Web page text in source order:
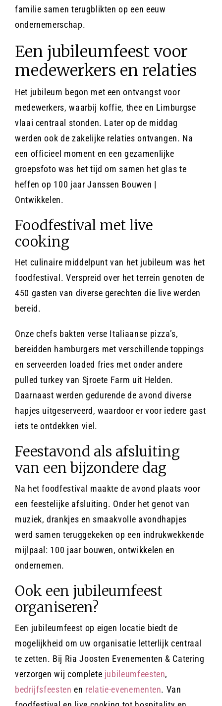
familie samen terugblikten op een eeuw
ondernemerschap.
Een jubileumfeest voor
medewerkers en relaties
Het jubileum begon met een ontvangst voor
medewerkers, waarbij koffie, thee en Limburgse
vlaai centraal stonden. Later op de middag
werden ook de zakelijke relaties ontvangen. Na
een officieel moment en een gezamenlijke
groepsfoto was het tijd om samen het glas te
heffen op 100 jaar Janssen Bouwen |
Ontwikkelen.
Foodfestival met live
cooking
Het culinaire middelpunt van het jubileum was het
foodfestival. Verspreid over het terrein genoten de
450 gasten van diverse gerechten die live werden
bereid.
Onze chefs bakten verse Italiaanse pizza’s,
bereidden hamburgers met verschillende toppings
en serveerden loaded fries met onder andere
pulled turkey van Sjroete Farm uit Helden.
Daarnaast werden gedurende de avond diverse
hapjes uitgeserveerd, waardoor er voor iedere gast
iets te ontdekken viel.
Feestavond als afsluiting
van een bijzondere dag
Na het foodfestival maakte de avond plaats voor
een feestelijke afsluiting. Onder het genot van
muziek, drankjes en smaakvolle avondhapjes
werd samen teruggekeken op een indrukwekkende
mijlpaal: 100 jaar bouwen, ontwikkelen en
ondernemen.
Ook een jubileumfeest
organiseren?
Een jubileumfeest op eigen locatie biedt de
mogelijkheid om uw organisatie letterlijk centraal
te zetten. Bij Ria Joosten Evenementen & Catering
verzorgen wij complete jubileumfeesten,
bedrijfsfeesten en relatie-evenementen. Van